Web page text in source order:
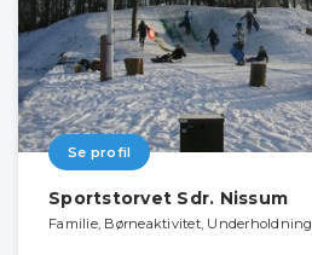
Se profil
Sportstorvet Sdr. Nissum
Familie, Børneaktivitet, Underholdning